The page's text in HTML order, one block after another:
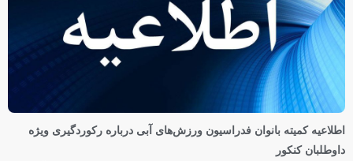
اطلاعیه کمیته بانوان فدراسیون ورزش‌های آبی درباره رکوردگیری ویژه
داوطلبان کنکور